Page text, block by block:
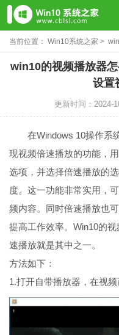
当前位置： Win10系统之家 >
win10的视频播放器
设置
更新时间：2024-
在Windows 10操作系统
现视频倍速播放的功能，
选项，并选择倍速播放的
度。这一功能非常实用，
频内容。同时倍速播放也
提高工作效率。Win10的
速播放就是其中之一。
方法如下：
1.打开自带播放器，在视频